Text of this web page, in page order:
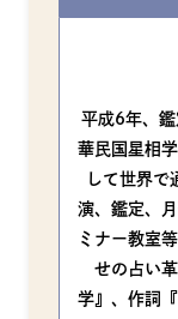
平成6年、
華民国星相
して世界で
演、鑑定、
ミナー教室
せの占い
学』、作詞